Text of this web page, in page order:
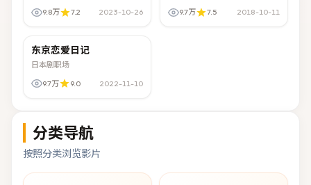
9.8万
7.2 2023-10-26
9.7万
7.5 2018-10-11
东京恋爱日记
日本剧职场
9.7万
9.0 2022-11-10
分类导航
按照分类浏览影片